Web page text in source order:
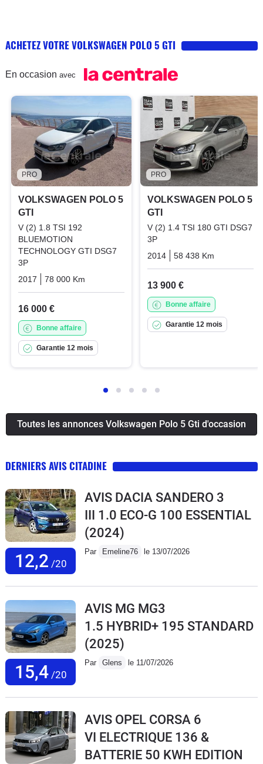
ACHETEZ VOTRE VOLKSWAGEN POLO 5 GTI
En occasion avec
PRO
VOLKSWAGEN POLO 5
GTI
V (2) 1.8 TSI 192
BLUEMOTION
TECHNOLOGY GTI DSG7
3P
2017
78 000 Km
16 000 €
Bonne affaire
Garantie 12 mois
PRO
VOLKSWAGEN POLO 5
GTI
V (2) 1.4 TSI 180 GTI DSG7
3P
2014
58 438 Km
13 900 €
Bonne affaire
Garantie 12 mois
Toutes les annonces Volkswagen Polo 5 Gti d'occasion
DERNIERS AVIS CITADINE
12,2 /20
AVIS DACIA SANDERO 3
III 1.0 ECO-G 100 ESSENTIAL
(2024)
Par Emeline76 le 13/07/2026
15,4/20
AVIS MG MG3
1.5 HYBRID+ 195 STANDARD
(2025)
Par Glens le 11/07/2026
AVIS OPEL CORSA 6
VI ELECTRIQUE 136 &
BATTERIE 50 KWH EDITION